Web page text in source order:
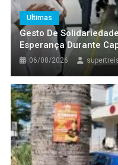
Ultimas
Gesto De
Esperança Durante
06/08/2026